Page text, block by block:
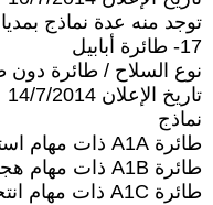
توجد منه عدة نماذج
17- طائرة أبابيل
نوع السلاح / طائرة دون
تاريخ الإعلان 14/7/2014
نماذج
طائرة A1A ذات مهام استطلاعية
طائرة A1B ذات مهام هجومية
طائرة A1C ذات مهام انتحارية